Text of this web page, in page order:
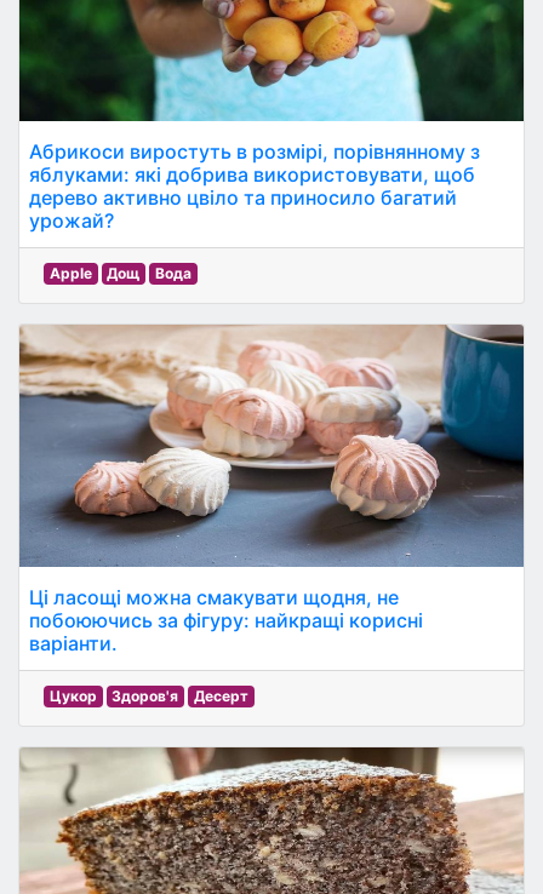
Абрикоси виростуть в розмірі, порівнянному з
яблуками: які добрива використовувати, щоб
дерево активно цвіло та приносило багатий
урожай?
Apple Дощ Вода
Ці ласощі можна смакувати щодня, не
побоюючись за фігуру: найкращі корисні
варіанти.
Цукор Здоров'я Десерт